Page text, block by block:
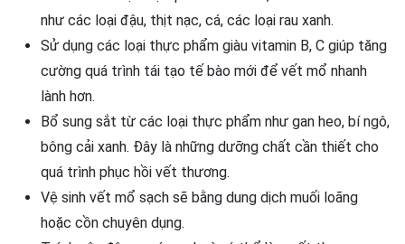
như các loại đậu, thịt nạc, cá, các loại rau xanh.
Sử dụng các loại thực phẩm giàu vitamin B, C giúp tăng
cường quá trình tái tạo tế bào mới để vết mổ nhanh
lành hơn.
Bổ sung sắt từ các loại thực phẩm như gan heo, bí ngô,
bông cải xanh. Đây là những dưỡng chất cần thiết cho
quá trình phục hồi vết thương.
Vệ sinh vết mổ sạch sẽ bằng dung dịch muối loãng
hoặc cồn chuyên dụng.